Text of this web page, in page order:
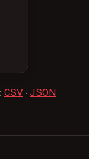
CSV · JSON